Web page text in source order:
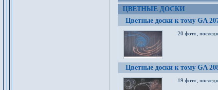
ЦВЕТНЫЕ ДОСКИ
Цветные доски к тому GA
20 фото,
Цветные доски к тому GA
19 фото,